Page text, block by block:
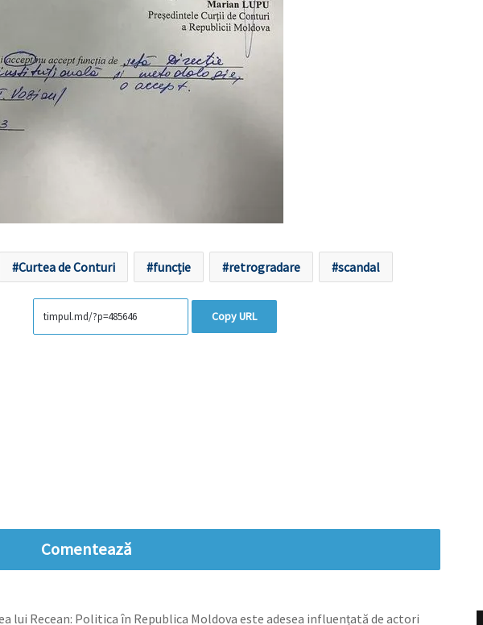
Curtea de Conturi funcție retrogradare scandal
Copy URL
Comentează